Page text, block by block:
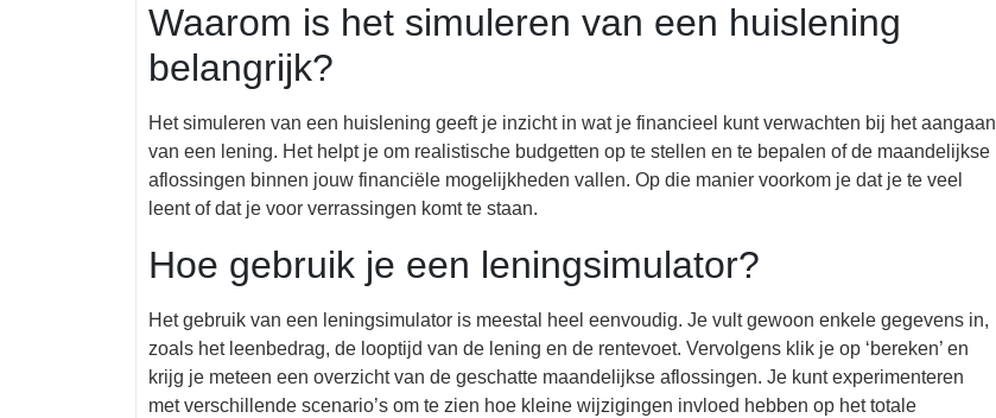
Waarom is het simuleren van een huislening
belangrijk?
Het simuleren van een huislening geeft je inzicht in wat je financieel kunt verwachten bij het aangaan
van een lening. Het helpt je om realistische budgetten op te stellen en te bepalen of de maandelijkse
aflossingen binnen jouw financiële mogelijkheden vallen. Op die manier voorkom je dat je te veel
leent of dat je voor verrassingen komt te staan.
Hoe gebruik je een leningsimulator?
Het gebruik van een leningsimulator is meestal heel eenvoudig. Je vult gewoon enkele gegevens in,
zoals het leenbedrag, de looptijd van de lening en de rentevoet. Vervolgens klik je op ‘bereken’ en
krijg je meteen een overzicht van de geschatte maandelijkse aflossingen. Je kunt experimenteren
met verschillende scenario’s om te zien hoe kleine wijzigingen invloed hebben op het totale